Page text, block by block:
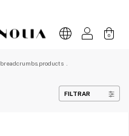
0
breadcrumbs.products .
FILTRAR